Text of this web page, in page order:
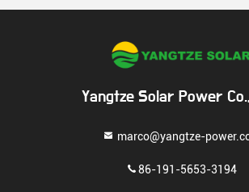
Yangtze Solar Power
marco@yangtze-
86-191-5653-3194